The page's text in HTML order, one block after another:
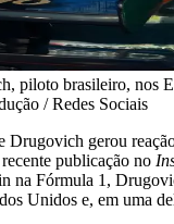
piloto brasileiro, nos
/ Redes Sociais
Drugovich gerou
publicação no
na Fórmula 1,
Unidos e, em uma